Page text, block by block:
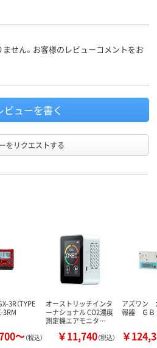
せん。お客様のレビューコメントをお
ビューを書く
をリクエストする
3R（TYPE
3RM
～（税込）
オーストリッチインタ
ーナショナル CO2濃度
測定機エアモニタ…
￥11,740（税込）
アズワン
報器 ＧＢ
￥